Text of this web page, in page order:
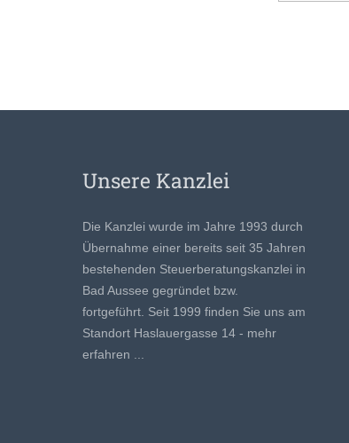
Unsere Kanzlei
Die Kanzlei wurde im Jahre 1993 durch
Übernahme einer bereits seit 35 Jahren
bestehenden Steuerberatungskanzlei in
Bad Aussee gegründet bzw.
fortgeführt. Seit 1999 finden Sie uns am
Standort Haslauergasse 14 - mehr
erfahren ...